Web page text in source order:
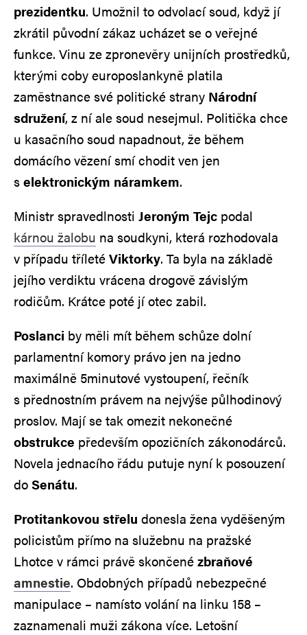
prezidentku. Umožnil to odvolací soud, když jí
zkrátil původní zákaz ucházet se o veřejné
funkce. Vinu ze zpronevěry unijních prostředků,
kterými coby europoslankyně platila
zaměstnance své politické strany Národní
sdružení, z ní ale soud nesejmul. Politička chce
u kasačního soud napadnout, že během
domácího vězení smí chodit ven jen
selektronickým náramkem.
Ministr spravedlnosti Jeroným Tejc podal
kárnou žalobu na soudkyni, která rozhodovala
v případu tříletéViktorky. Ta byla na základě
jejího verdiktu vrácena drogově závislým
rodičům. Krátce poté jí otec zabil.
Poslanci by měli mít během schůze dolní
parlamentní komory právo jen na jedno
maximálně 5minutové vystoupení, řečník
s přednostním právem na nejvýše půlhodinový
proslov. Mají se tak omezit nekonečné
obstrukce především opozičních zákonodárců.
Novela jednacího řádu putuje nyní k posouzení
doSenátu.
Protitankovou střelu donesla žena vyděšeným
policistům přímo na služebnu na pražské
Lhotce v rámci právě skončenézbraňové
amnestie. Obdobných případů nebezpečné
manipulace – namísto volání na linku 158 –
zaznamenali muži zákona více. Letošní